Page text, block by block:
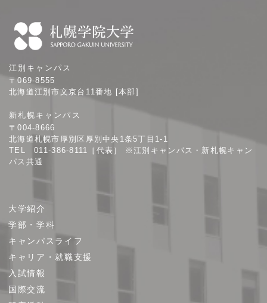
幌
学
大
学
江別キャンパス
〒069-8555
北海道江別市文京台11番地 [本部]
新札幌キャンパス
〒004-8666
北海道札幌市厚別区厚別中央1条5丁目1-1
TEL 011-386-8111［代表］ ※江別キャンパス・新札幌キャン
パス共通
ト
プ
大学紹介
学部・学科
キャンパスライフ
キャリア・就職支援
入試情報
国際交流